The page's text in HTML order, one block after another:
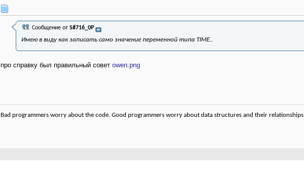
Сообщение от S#716_0P
Имею в виду как записать само значение переменной типа TIME..
про справку был правильный совет owen.png
Bad programmers worry about the code. Good programmers worry about data structures and their relationships